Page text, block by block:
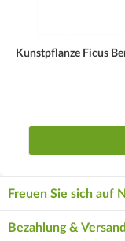
Kunstpflanze Ficus
Freuen Sie sich auf
Bezahlung & Versand